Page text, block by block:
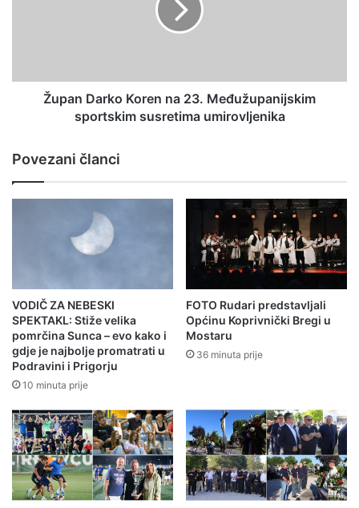
Župan Darko Koren na 23. Međužupanijskim
sportskim susretima umirovljenika
Povezani članci
VODIČ ZA NEBESKI
SPEKTAKL: Stiže velika
pomrčina Sunca – evo kako i
gdje je najbolje promatrati u
Podravini i Prigorju
10 minuta prije
FOTO Rudari predstavljali
Općinu Koprivnički Bregi u
Mostaru
36 minuta prije